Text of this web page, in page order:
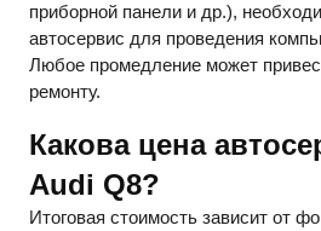
приборной панели и др.),
автосервис для проведения
Любое промедление может
ремонту.
Какова цена
Audi Q8?
Итоговая стоимость зависит от